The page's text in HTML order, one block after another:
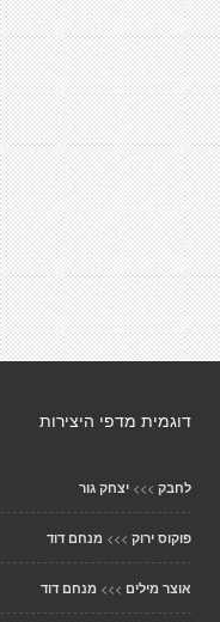
דוגמית מדפי היצירות
לחבק >>> יצחק גור
פוקוס ירוק >>> מנחם דוד
אוצר מילים >>> מנחם דוד